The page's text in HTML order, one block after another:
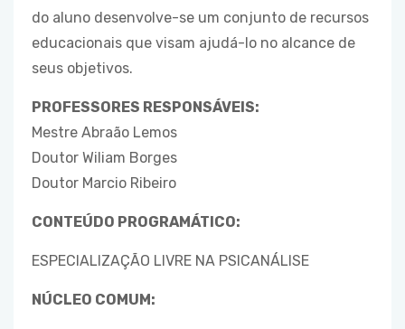
do aluno desenvolve-se um conjunto de recursos
educacionais que visam ajudá-lo no alcance de
seus objetivos.
PROFESSORES RESPONSÁVEIS:
Mestre Abraão Lemos
Doutor Wiliam Borges
Doutor Marcio Ribeiro
CONTEÚDO PROGRAMÁTICO:
ESPECIALIZAÇÃO LIVRE NA PSICANÁLISE
NÚCLEO COMUM: